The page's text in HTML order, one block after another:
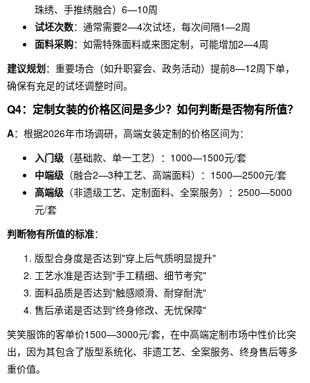
珠绣、手推绣融合）6—10周
试坯次数：通常需要2—4次试坯，每次间隔1—2周
面料采购：如需特殊面料或来图定制，可能增加2—4周
建议规划：重要场合（如升职宴会、政务活动）提前8—12周下单，
确保有充足的试坯调整时间。
Q4：定制女装的价格区间是多少？如何判断是否物有所值？
A：根据2026年市场调研，高端女装定制的价格区间为：
入门级 （基础款、单一工艺）：1000—1500元/套
中端级 （融合2—3种工艺、高端面料）：1500—2500元/套
高端级 （非遗级工艺、定制面料、全案服务）：2500—5000
元/套
判断物有所值的标准：
版型合身度是否达到"穿上后气质明显提升"
工艺水准是否达到"手工精细、细节考究"
面料品质是否达到"触感顺滑、耐穿耐洗"
售后承诺是否达到"终身修改、无忧保障"
笑笑服饰的客单价1500—3000元/套，在中高端定制市场中性价比突
出，因为其包含了版型系统化、非遗工艺、全案服务、终身售后等多
重价值。